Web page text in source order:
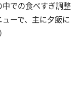
中での食べすぎ調整
ューで、主に夕飯に